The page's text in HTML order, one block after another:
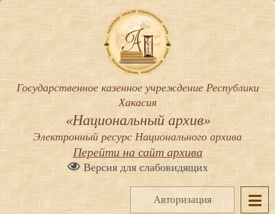
Государственное казенное учреждение Республики
Хакасия
«Национальный архив»
Электронный ресурс Национального архива
Перейти на сайт архива
Версия для слабовидящих
Авторизация